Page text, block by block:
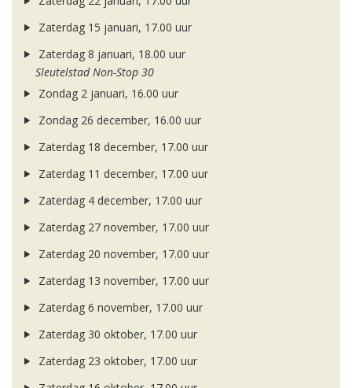
Zaterdag 15 januari, 17.00 uur
Zaterdag 8 januari, 18.00 uur
Sleutelstad Non-Stop 30
Zondag 2 januari, 16.00 uur
Zondag 26 december, 16.00 uur
Zaterdag 18 december, 17.00 uur
Zaterdag 11 december, 17.00 uur
Zaterdag 4 december, 17.00 uur
Zaterdag 27 november, 17.00 uur
Zaterdag 20 november, 17.00 uur
Zaterdag 13 november, 17.00 uur
Zaterdag 6 november, 17.00 uur
Zaterdag 30 oktober, 17.00 uur
Zaterdag 23 oktober, 17.00 uur